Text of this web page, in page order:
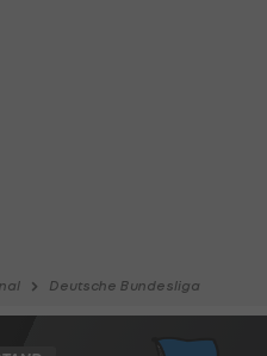
Deutsche Bundesliga